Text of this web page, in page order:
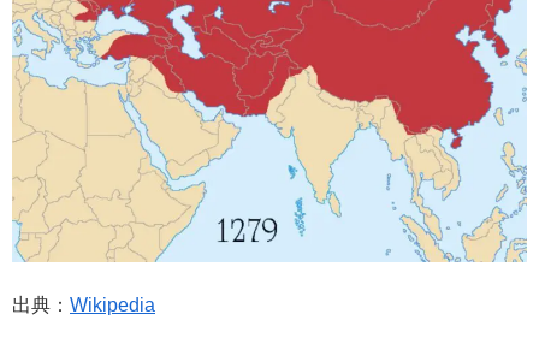
出典： Wikipedia